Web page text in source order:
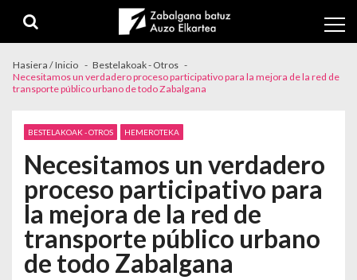
Hasiera / Inicio
Bestelakoak - Otros
Necesitamos un verdadero proceso participativo para la mejora de la red de
transporte público urbano de todo Zabalgana
BESTELAKOAK - OTROS HEMEROTEKA
Necesitamos un verdadero
proceso participativo para
la mejora de la red de
transporte público urbano
de todo Zabalgana